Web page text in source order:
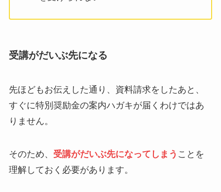
受講がだいぶ先になる
先ほどもお伝えした通り、資料請求をしたあと、
すぐに特別奨励金の案内ハガキが届くわけではあ
りません。
そのため、 受講がだいぶ先になってしまう ことを
理解しておく必要があります。